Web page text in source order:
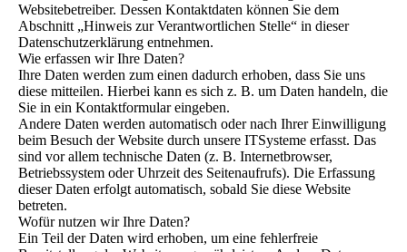
Websitebetreiber. Dessen Kontaktdaten können Sie dem
Abschnitt „Hinweis zur Verantwortlichen Stelle“ in dieser
Datenschutzerklärung entnehmen.
Wie erfassen wir Ihre Daten?
Ihre Daten werden zum einen dadurch erhoben, dass Sie uns
diese mitteilen. Hierbei kann es sich z. B. um Daten handeln, die
Sie in ein Kontaktformular eingeben.
Andere Daten werden automatisch oder nach Ihrer Einwilligung
beim Besuch der Website durch unsere ITSysteme erfasst. Das
sind vor allem technische Daten (z. B. Internetbrowser,
Betriebssystem oder Uhrzeit des Seitenaufrufs). Die Erfassung
dieser Daten erfolgt automatisch, sobald Sie diese Website
betreten.
Wofür nutzen wir Ihre Daten?
Ein Teil der Daten wird erhoben, um eine fehlerfreie